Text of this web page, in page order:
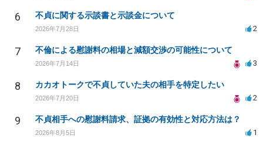
6 不貞に関する示談書と示談金について
2026年7月28日 2
7 不倫による慰謝料の相場と減額交渉の可能性について
2026年7月14日 3
8 カカオトークで不貞していた夫の相手を特定したい
2026年7月20日 2
9 不貞相手への慰謝料請求、証拠の有効性と対応方法は？
2026年8月5日 1